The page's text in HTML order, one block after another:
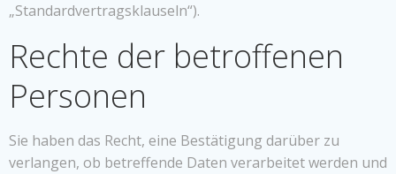
„Standardvertragsklauseln“).
Rechte der betroffenen
Personen
Sie haben das Recht, eine Bestätigung darüber zu
verlangen, ob betreffende Daten verarbeitet werden und